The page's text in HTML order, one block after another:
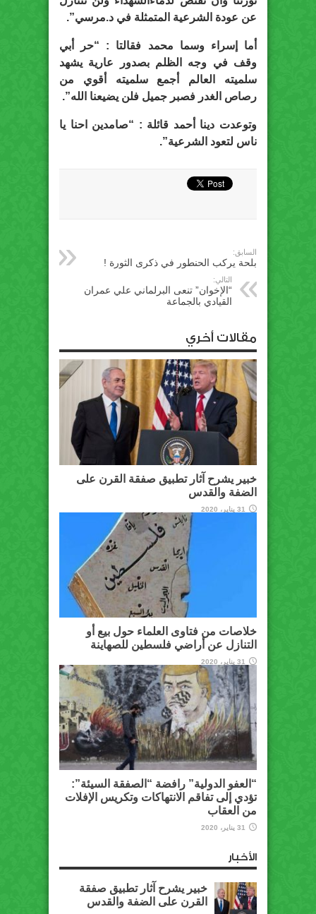
عن عودة الشرعية المتمثلة في د.مرسي”.
أما إسراء وسما محمد فقالتا : “حر أبي
وقف في وجه الظلم بصدور عارية يشهد
سلميته العالم أجمع سلميته أقوي من
رصاص الغدر فصبر جميل فلن يضيعنا الله”.
وتوعدت دينا أحمد قائلة : “صامدين احنا يا
ناس لتعود الشرعية”.
السابق:
بلحة يركب الحنطور في ذكرى الثورة !
التالي:
“الإخوان” تنعى البرلماني علي عمران
القيادي بالجماعة
مقالات أخري
خبير يشرح آثار تطبيق صفقة القرن على
الضفة والقدس
31 يناير، 2020
خلاصات من فتاوى العلماء حول بيع أو
التنازل عن أراضي فلسطين للصهاينة
31 يناير، 2020
“العفو الدولية” رافضة “الصفقة السيئة”:
تؤدي إلى تفاقم الانتهاكات وتكريس الإفلات
من العقاب
31 يناير، 2020
الأخبار
خبير يشرح آثار تطبيق صفقة
القرن على الضفة والقدس